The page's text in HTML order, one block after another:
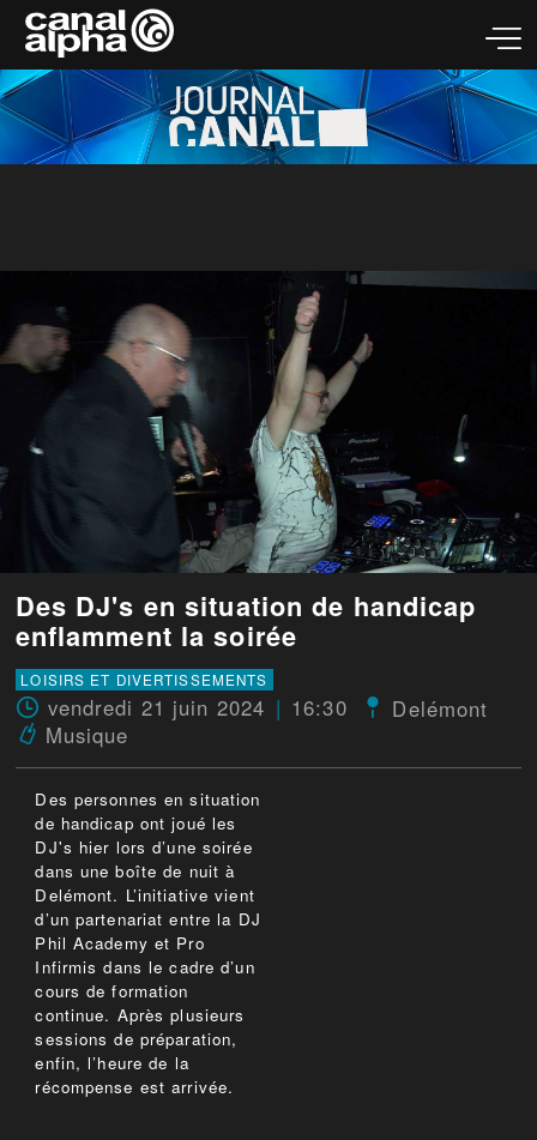
Des DJ's en situation de handicap
enflamment la soirée
LOISIRS ET DIVERTISSEMENTS
vendredi 21 juin 2024 16:30
Delémont
Musique
Des personnes en situation
de handicap ont joué les
DJ's hier lors d’une soirée
dans une boîte de nuit à
Delémont. L’initiative vient
d’un partenariat entre la DJ
Phil Academy et Pro
Infirmis dans le cadre d’un
cours de formation
continue. Après plusieurs
sessions de préparation,
enfin, l’heure de la
récompense est arrivée.